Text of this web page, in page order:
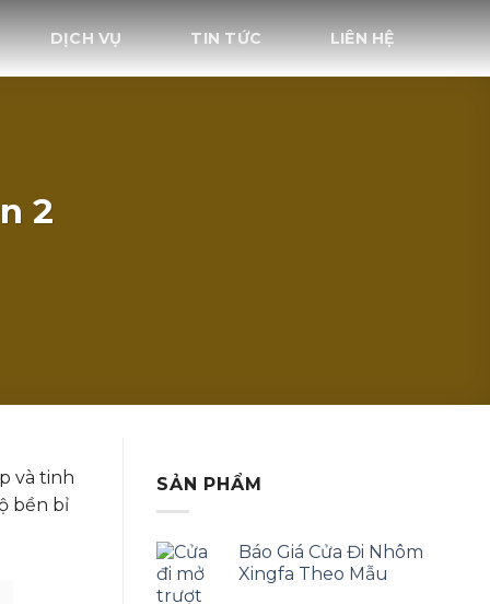
DỊCH VỤ TIN TỨC LIÊN HỆ
2
và tinh
bền bỉ
SẢN PHẨM
Báo Giá Cửa Đi Nhôm
Xingfa Theo Mẫu